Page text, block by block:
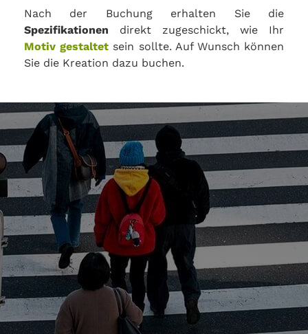
Nach der Buchung erhalten Sie die
Spezifikationen direkt zugeschickt, wie Ihr
Motiv gestaltet sein sollte. Auf Wunsch können
Sie die Kreation dazu buchen.